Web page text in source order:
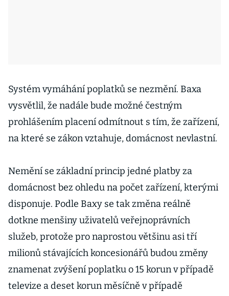
Systém vymáhání poplatků se nezmění. Baxa
vysvětlil, že nadále bude možné čestným
prohlášením placení odmítnout s tím, že zařízení,
na které se zákon vztahuje, domácnost nevlastní.
Nemění se základní princip jedné platby za
domácnost bez ohledu na počet zařízení, kterými
disponuje. Podle Baxy se tak změna reálně
dotkne menšiny uživatelů veřejnoprávních
služeb, protože pro naprostou většinu asi tří
milionů stávajících koncesionářů budou změny
znamenat zvýšení poplatku o 15 korun v případě
televize a deset korun měsíčně v případě